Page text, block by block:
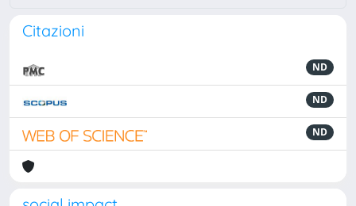
Citazioni
ND
ND
ND